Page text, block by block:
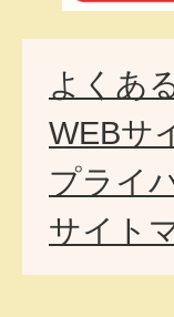
よくあ
WEBサ
プライ
サイト